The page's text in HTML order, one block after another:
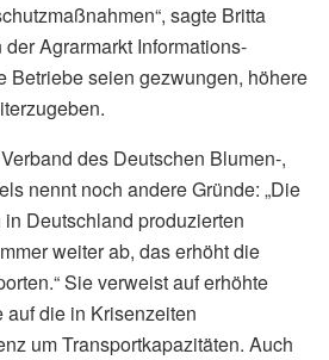
sagte Britta
Agrarmarkt Informations-
Betriebe seien gezwungen, höhere
des Deutschen Blumen-,
nennt noch andere Gründe: „Die
Deutschland produzierten
weiter ab, das erhöht die
Sie verweist auf erhöhte
die in Krisenzeiten
um Transportkapazitäten. Auch